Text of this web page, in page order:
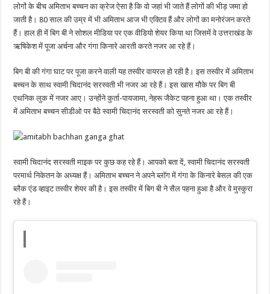
लोगों के बीच अमिताभ बच्चन का क्रेज ऐसा है कि वो जहां भी जाते हैं लोगों की भीड़ जमा हो
जाती है। 80 साल की उम्र में भी अमिताभ आज भी एक्टिव हैं और लोगों का मनोरंजन करते
हैं। हाल ही में बिग बी ने सोशल मीडिया पर एक वीडियो शेयर किया था जिसमें वे उत्तराखंड के
ऋषिकेश में पूजा अर्चना और गंगा किनारे आरती करते नजर आ रहे हैं।
बिग बी की गंगा घाट पर पूजा करने वाली यह तस्वीर वायरल हो रही है। इस तस्वीर में अमिताभ
बच्चन के साथ स्वामी चिदानंद सरस्वती भी नजर आ रहे हैं। इस खास मौके पर बिग बी
एथनिक लुक में नजर आए। उन्होंने कुर्ता-पायजामा, नेहरू जैकेट पहना हुआ था। एक तस्वीर
में अमिताभ बच्चन सीडीओ पर बैठे स्वामी चिदानंद सरस्वती को सुनते नजर आ रहे हैं।
स्वामी चिदानंद सरस्वती माइक पर कुछ कह रहे हैं। आपको बता दें, स्वामी चिदानंद सरस्वती
परमार्थ निकेतन के अध्यक्ष हैं। अमिताभ बच्चन ने अपने ब्लॉग में गंगा के किनारे बेसल की एक
ब्लैक एंड व्हाइट तस्वीर शेयर की है। इस तस्वीर में बिग बी ने सैल पहना हुआ है और वे मुस्कुरा
रहे हैं।